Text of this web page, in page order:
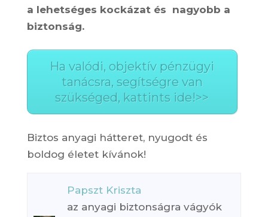
a lehetséges kockázat és nagyobb a
biztonság.
Ha valódi, objektív pénzügyi
tanácsra, segítségre van
szükséged, kattints ide!>>
Biztos anyagi hátteret, nyugodt és
boldog életet kívánok!
Papszt Kriszta
az anyagi biztonságra vágyók